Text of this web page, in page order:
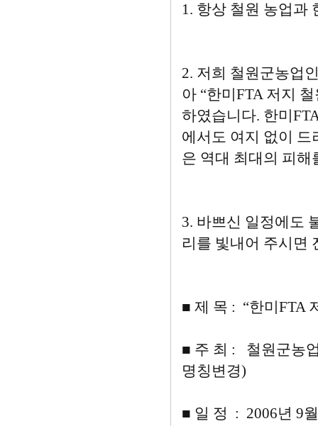
1. 항상 철원 농업과
2. 저희 철원군농업
아 “한미FTA 저지
하였습니다. 한미
에서도 여지 없이
은 역대 최대의 피해
3. 바쁘신 일정에도
리를 빛내어 주시면
■ 제 목 : “한미FTA
■ 주 최 : 철원군농
명칭변경)
■ 일 정 : 2006년 9